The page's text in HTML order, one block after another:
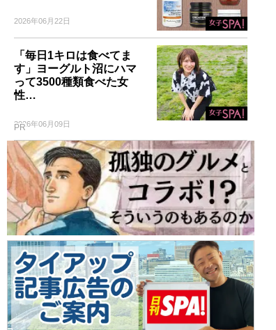
2026年06月22日
「毎日1キロは食べてま
す」ヨーグルト沼にハマ
って3500種類食べた女
性…
2026年06月09日
PR